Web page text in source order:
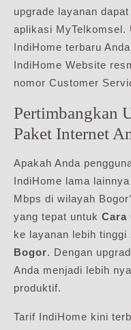
upgrade layanan
aplikasi MyTelkomsel.
IndiHome terbaru
IndiHome Website
nomor Customer
Pertimbangkan
Paket Internet
Apakah Anda
IndiHome lama
Mbps di wilayah
yang tepat untuk Cara
ke layanan lebih tinggi
Bogor. Dengan
Anda menjadi lebih
produktif.
Tarif IndiHome kini